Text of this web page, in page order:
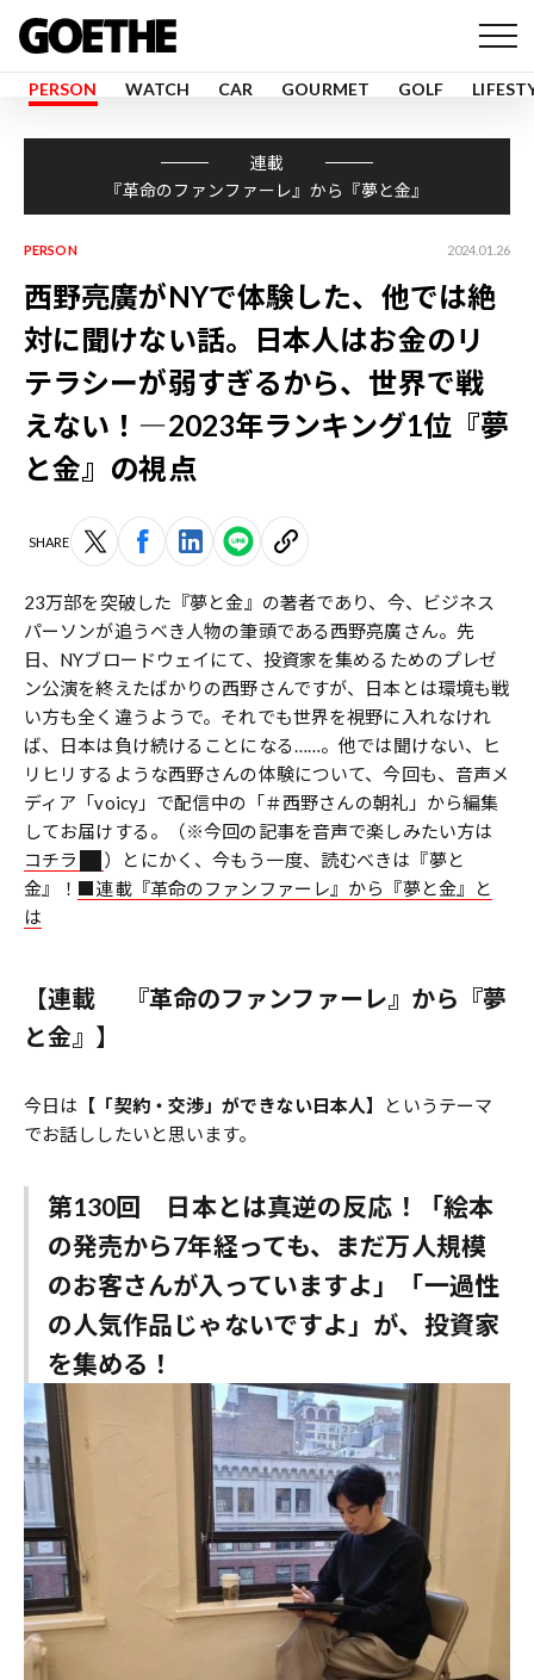
PERSON WATCH CAR GOURMET GOLF
連載
『革命のファンファーレ』から『夢と金』
PERSON 2024.01.26
西野亮廣がNYで体験した、他では絶
対に聞けない話。日本人はお金のリ
テラシーが弱すぎるから、世界で戦
えない！―2023年ランキング1位『夢
と金』の視点
SHARE
23万部を突破した『夢と金』の著者であり、今、ビジネス
パーソンが追うべき人物の筆頭である西野亮廣さん。先
日、NYブロードウェイにて、投資家を集めるためのプレゼ
ン公演を終えたばかりの西野さんですが、日本とは環境も戦
い方も全く違うようで。それでも世界を視野に入れなけれ
ば、日本は負け続けることになる……。他では聞けない、ヒ
リヒリするような西野さんの体験について、今回も、音声メ
ディア「voicy」で配信中の「＃西野さんの朝礼」から編集
してお届けする。（※今回の記事を音声で楽しみたい方は
コチラ
）とにかく、今もう一度、読むべきは『夢と
金』！ ■連載『革命のファンファーレ』から『夢と金』と
は
【連載 『革命のファンファーレ』から『夢
と金』】
今日は 【「契約・交渉」ができない日本人】
というテーマ
でお話ししたいと思います。
第130回
日本とは真逆の反応！「絵本
の発売から7年経っても、まだ万人規模
のお客さんが入っていますよ」「一過性
の人気作品じゃないですよ」が、投資家
を集める！